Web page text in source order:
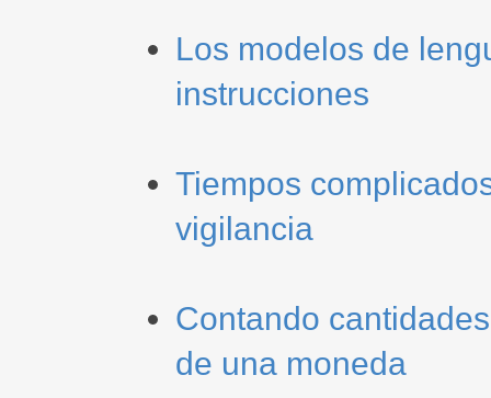
Los modelos de
instrucciones
Tiempos
vigilancia
Contando
de una moneda